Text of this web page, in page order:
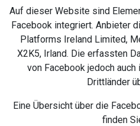
Auf dieser Website sind
Facebook integriert. Anbieter
Platforms Ireland Limited,
X2K5, Irland. Die erfassten
von Facebook jedoch auch
Drittländer
Eine Übersicht über die
finden